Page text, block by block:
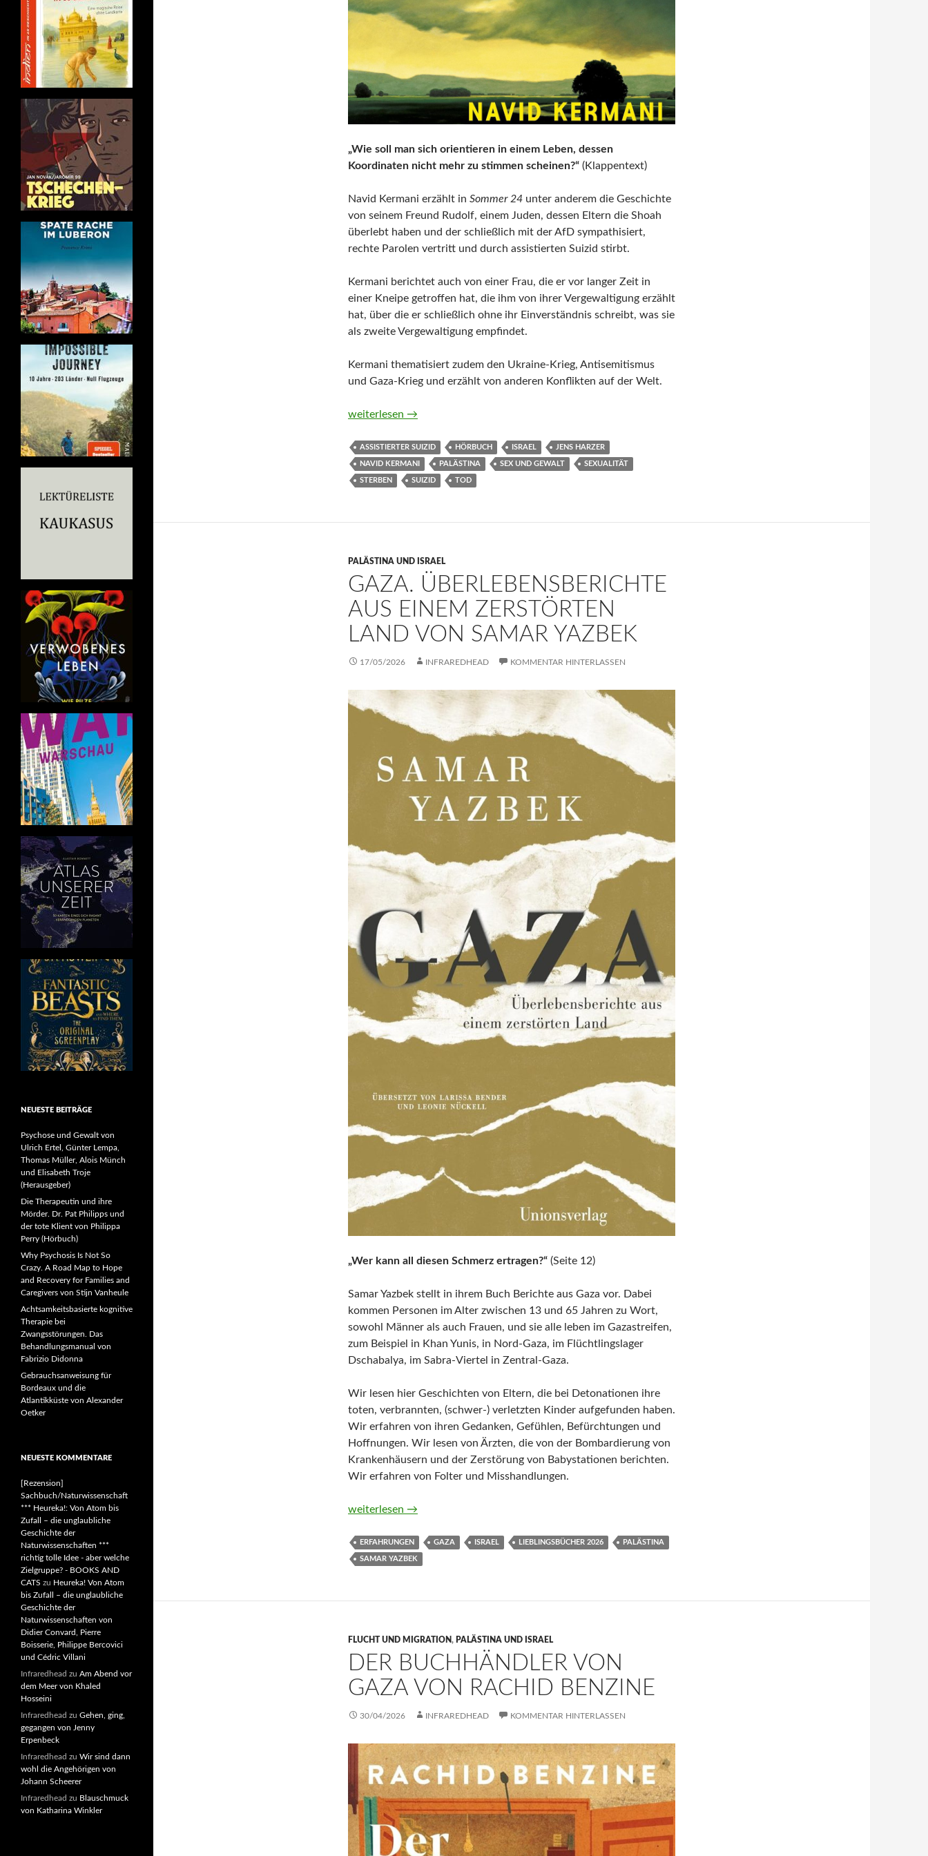
„Wie soll man sich orientieren in einem Leben, dessen
Koordinaten nicht mehr zu stimmen scheinen?“ (Klappentext)
Navid Kermani erzählt in Sommer 24 unter anderem die Geschichte
von seinem Freund Rudolf, einem Juden, dessen Eltern die Shoah
überlebt haben und der schließlich mit der AfD sympathisiert,
rechte Parolen vertritt und durch assistierten Suizid stirbt.
Kermani berichtet auch von einer Frau, die er vor langer Zeit in
einer Kneipe getroffen hat, die ihm von ihrer Vergewaltigung erzählt
hat, über die er schließlich ohne ihr Einverständnis schreibt, was sie
als zweite Vergewaltigung empfindet.
Kermani thematisiert zudem den Ukraine-Krieg, Antisemitismus
und Gaza-Krieg und erzählt von anderen Konflikten auf der Welt.
Sommer 24 von Navid Kermani (Hörbuch)
weiterlesen →
ASSISTIERTER SUIZID HÖRBUCH ISRAEL JENS HARZER
NAVID KERMANI PALÄSTINA SEX UND GEWALT SEXUALITÄT
STERBEN SUIZID TOD
PALÄSTINA UND ISRAEL
GAZA. ÜBERLEBENSBERICHTE
AUS EINEM ZERSTÖRTEN
LAND VON SAMAR YAZBEK
17/05/2026 INFRAREDHEAD KOMMENTAR HINTERLASSEN
„Wer kann all diesen Schmerz ertragen?“ (Seite 12)
Samar Yazbek stellt in ihrem Buch Berichte aus Gaza vor. Dabei
kommen Personen im Alter zwischen 13 und 65 Jahren zu Wort,
sowohl Männer als auch Frauen, und sie alle leben im Gazastreifen,
zum Beispiel in Khan Yunis, in Nord-Gaza, im Flüchtlingslager
Dschabalya, im Sabra-Viertel in Zentral-Gaza.
Wir lesen hier Geschichten von Eltern, die bei Detonationen ihre
toten, verbrannten, (schwer-) verletzten Kinder aufgefunden haben.
Wir erfahren von ihren Gedanken, Gefühlen, Befürchtungen und
Hoffnungen. Wir lesen von Ärzten, die von der Bombardierung von
Krankenhäusern und der Zerstörung von Babystationen berichten.
Wir erfahren von Folter und Misshandlungen.
Gaza. Überlebensberichte aus einem zerstörten Land von Samar Yazbek
weiterlesen →
ERFAHRUNGEN GAZA ISRAEL LIEBLINGSBÜCHER 2026 PALÄSTINA
SAMAR YAZBEK
FLUCHT UND MIGRATION, PALÄSTINA UND ISRAEL
DER BUCHHÄNDLER VON
GAZA VON RACHID BENZINE
30/04/2026 INFRAREDHEAD KOMMENTAR HINTERLASSEN
NEUESTE BEITRÄGE
Psychose und Gewalt von
Ulrich Ertel, Günter Lempa,
Thomas Müller, Alois Münch
und Elisabeth Troje
(Herausgeber)
Die Therapeutin und ihre
Mörder. Dr. Pat Philipps und
der tote Klient von Philippa
Perry (Hörbuch)
Why Psychosis Is Not So
Crazy. A Road Map to Hope
and Recovery for Families and
Caregivers von Stijn Vanheule
Achtsamkeitsbasierte kognitive
Therapie bei
Zwangsstörungen. Das
Behandlungsmanual von
Fabrizio Didonna
Gebrauchsanweisung für
Bordeaux und die
Atlantikküste von Alexander
Oetker
NEUESTE KOMMENTARE
[Rezension]
Sachbuch/Naturwissenschaft
*** Heureka!: Von Atom bis
Zufall – die unglaubliche
Geschichte der
Naturwissenschaften ***
richtig tolle Idee - aber welche
Zielgruppe? - BOOKS AND
CATS zu Heureka! Von Atom
bis Zufall – die unglaubliche
Geschichte der
Naturwissenschaften von
Didier Convard, Pierre
Boisserie, Philippe Bercovici
und Cédric Villani
Infraredhead zu Am Abend vor
dem Meer von Khaled
Hosseini
Infraredhead zu Gehen, ging,
gegangen von Jenny
Erpenbeck
Infraredhead zu Wir sind dann
wohl die Angehörigen von
Johann Scheerer
Infraredhead zu Blauschmuck
von Katharina Winkler